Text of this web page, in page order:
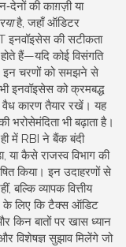
की काग़ज़ी या
है, जहाँ ऑडिटर
इनवॉइसेस की सटीकता
हैं—यदि कोई विसंगति
इन चरणों को समझने से
इनवॉइसेस को क्रमबद्ध
कारण तैयार रखें। यह
भी बढ़ाता है।
में RBI ने बैंक बंदी
या कैसे राजस्व विभाग की
किया। इन उदाहरणों से
बल्कि व्यापक वित्तीय
के लिए कि टैक्स ऑडिट
किन बातों पर खास ध्यान
विशेषज्ञ सुझाव मिलेंगे जो